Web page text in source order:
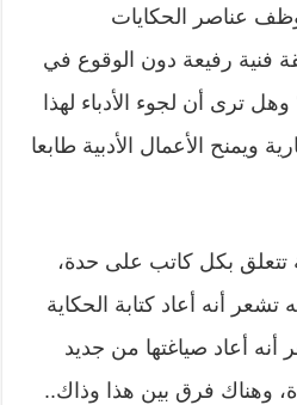
عناصر الحكايات
فنية رفيعة دون الوقوع في
ترى أن لجوء الأدباء لهذا
ويمنح الأعمال الأدبية طابعا
بكل كاتب على حدة،
أنه أعاد كتابة الحكاية
أعاد صياغتها من جديد
وهناك فرق بين هذا وذاك..